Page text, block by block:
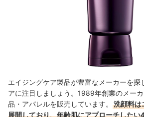
エイジングケア製品が豊富なメーカーを探
アに注目しましょう。1989年創業のメー
品・アパレルを販売しています。
洗顔料は
展開しており、年齢肌にアプローチした